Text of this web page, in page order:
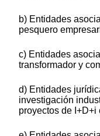
b) Entidades
pesquero
c) Entidades
transformador y
d) Entidades
investigación
proyectos de I+D+i